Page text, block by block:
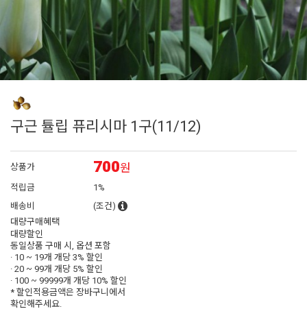
제라늄
구근 튤립 퓨리시마 1구(11/12)
상품가 700원
적립금
1%
배송비
(조건)
대량구매혜택
대량할인
동일상품 구매 시, 옵션 포함
· 10 ~ 19개 개당3% 할인
· 20 ~ 99개 개당 5% 할인
· 100 ~ 99999개 개당 10% 할인
* 할인적용금액은 장바구니에서
확인해주세요.